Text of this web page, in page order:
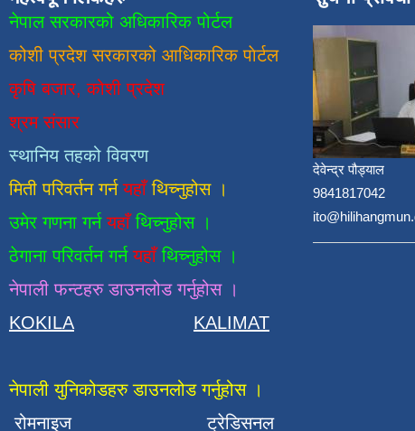
नेपाल सरकारको अधिकारिक पोर्टल
कोशी प्रदेश सरकारको आधिकारिकपाेर्टल
कृषि बजार, कोशी प्रदेश
श्रम संसार
स्थानिय तहको विवरण
मिती परिवर्तन गर्न यहाँ थिच्नुहोस ।
उमेर गणना गर्नयहाँथिच्नुहोस ।
ठेगाना परिवर्तन गर्नयहाँ थिच्नुहोस ।
नेपाली फन्टहरु डाउनलोड गर्नुहोस ।
KOKILA
KALIMAT
नेपाली युनिकोडहरु डाउनलोड गर्नुहोस ।
रोमनाइज
ट्रेडिसनल
देवेन्द्र पौड्याल
9841817042